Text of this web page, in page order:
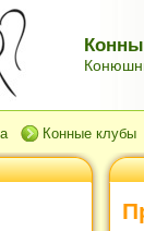
Конные клубы